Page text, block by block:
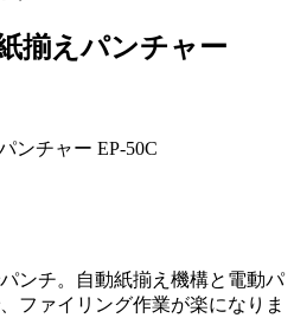
揃えパンチャー
ンチ。自動紙揃え機構と電動パ
ファイリング作業が楽になりま